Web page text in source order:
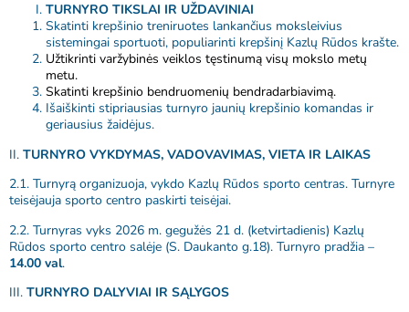
TURNYRO TIKSLAI IR UŽDAVINIAI
Skatinti krepšinio treniruotes lankančius moksleivius
sistemingai sportuoti, populiarinti krepšinį Kazlų Rūdos krašte.
Užtikrinti varžybinės veiklos tęstinumą visų mokslo metų
metu.
Skatinti krepšinio bendruomenių bendradarbiavimą.
Išaiškinti stipriausias turnyro jaunių krepšinio komandas ir
geriausius žaidėjus.
II. TURNYRO VYKDYMAS, VADOVAVIMAS, VIETA IR LAIKAS
2.1. Turnyrą organizuoja, vykdo Kazlų Rūdos sporto centras. Turnyre
teisėjauja sporto centro paskirti teisėjai.
2.2. Turnyras vyks 2026 m. gegužės 21 d. (ketvirtadienis) Kazlų
Rūdos sporto centro salėje (S. Daukanto g.18). Turnyro pradžia –
14.00 val.
III. TURNYRO DALYVIAI IR SĄLYGOS